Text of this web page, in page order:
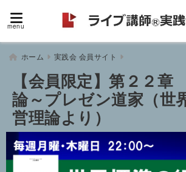
menu
ホーム 実践会 会員サイト
【会員限定】第２２
論～プレゼン道家（世
営理論より）